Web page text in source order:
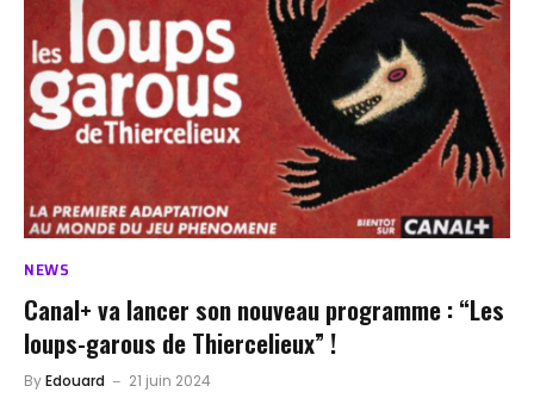
NEWS
Canal+ va lancer son nouveau programme : “Les
loups-garous de Thiercelieux” !
ByEdouard 21 juin 2024